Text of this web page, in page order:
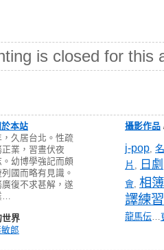
is closed for this
於本站
久居台北。性疏
業，習晝伏夜
幼博學強記而頗
國而略有見識。
復不求甚解，遂
…
界
郎
攝影作品
j-pop,
片 , 日劇
會, 相簿
譯練習
龍馬伝…